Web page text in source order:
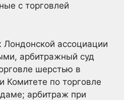
с торговлей
ассоциации
арбитражный суд
шерстью в
Комитете по торговле
арбитраж при